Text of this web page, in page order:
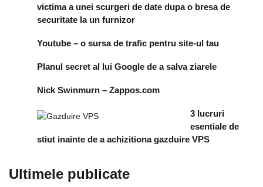
victima a unei scurgeri de date dupa o bresa de
securitate la un furnizor
Youtube – o sursa de trafic pentru site-ul tau
Planul secret al lui Google de a salva ziarele
Nick Swinmurn – Zappos.com
3 lucruri
esentiale de
stiut inainte de a achizitiona gazduire VPS
Ultimele publicate